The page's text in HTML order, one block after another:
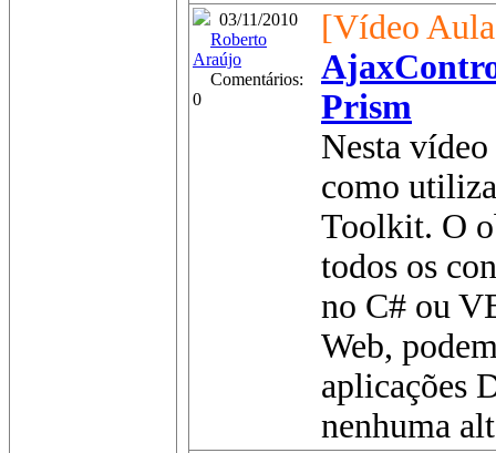
03/11/2010
Roberto
Araújo
Comentários:
0
[Vídeo
Prism
Nesta
como
Toolkit. O
todos os
no C# ou
Web,
aplicações
nenhuma